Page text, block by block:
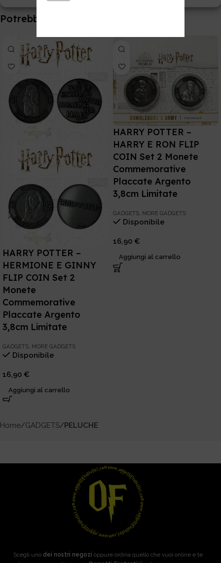
Potrebbe interessarti anche
HARRY POTTER –
HERMIONE E GINNY
FLIP COIN Set 2
Monete
Commemorative
Placcate Argento
3,8cm Limitate
GADGETS, MORE GADGETS
Disponibile
16,90 €
Aggiungi al carrello
HARRY POTTER –
HARRY E RON FLIP
COIN Set 2 Monete
Commemorative
Placcate Argento
3,8cm Limitate
GADGETS MORE GADGETS
Disponibile
16,90 €
Aggiungi al carrello
Home GADGETS PELUCHE
Scegli uno dei nostri negozi oppure ordina quello che vuoi online e te